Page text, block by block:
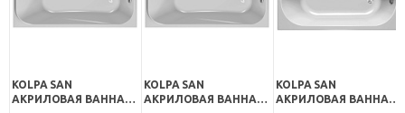
KOLPA SAN
АКРИЛОВАЯ ВАННА
KOLPA SAN
АКРИЛОВАЯ ВАННА
KOLPA SAN
АКРИЛОВАЯ ВАННА